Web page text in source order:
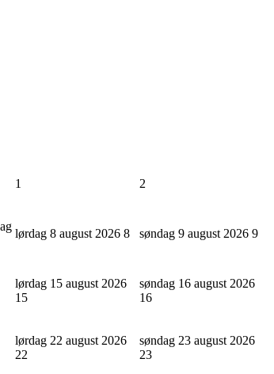
1 2
lørdag 8 august 2026 8 søndag 9 august 2026 9
lørdag 15 august 2026
15
søndag 16 august 2026
16
lørdag 22 august 2026
22
søndag 23 august 2026
23